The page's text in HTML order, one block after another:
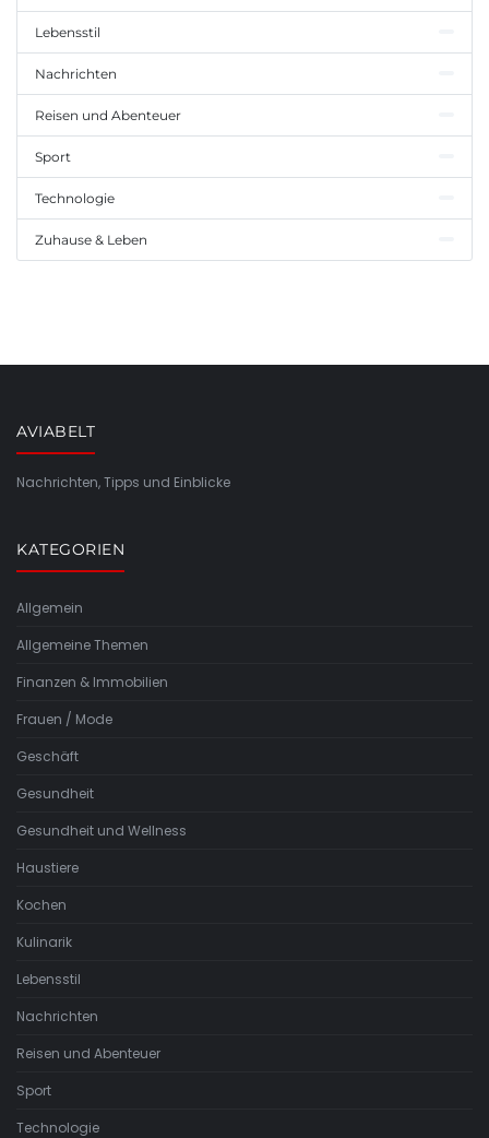
Lebensstil
Nachrichten
Reisen und Abenteuer
Sport
Technologie
Zuhause & Leben
AVIABELT
Nachrichten, Tipps und Einblicke
KATEGORIEN
Allgemein
Allgemeine Themen
Finanzen & Immobilien
Frauen / Mode
Geschäft
Gesundheit
Gesundheit und Wellness
Haustiere
Kochen
Kulinarik
Lebensstil
Nachrichten
Reisen und Abenteuer
Sport
Technologie